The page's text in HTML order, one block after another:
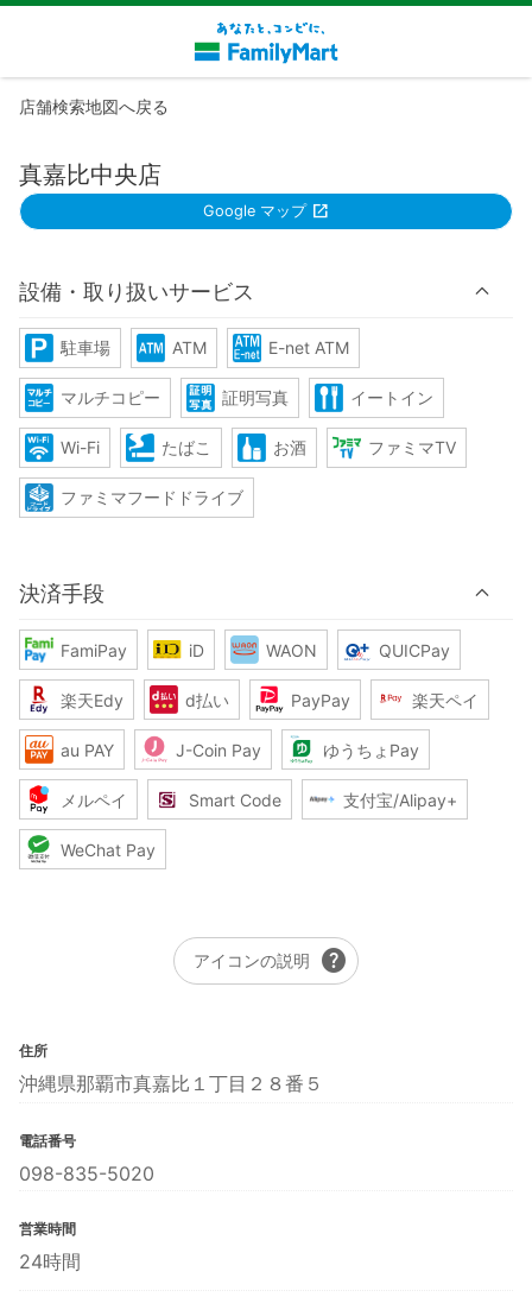
店舗検索地図へ戻る
真嘉比中央店
Google マップ
設備・取り扱いサービス
駐車場 ATM E-net ATM
マルチコピー 証明写真 イートイン
Wi-Fi たばこ お酒 ファミマTV
ファミマフードドライブ
決済手段
FamiPay iD WAON QUICPay
楽天Edy d払い PayPay 楽天ペイ
au PAY J-Coin Pay ゆうちょPay
メルペイ Smart Code 支付宝/Alipay+
WeChat Pay
アイコンの説明 help
住所
沖縄県那覇市真嘉比１丁目２８番５
電話番号
098-835-5020
営業時間
24時間